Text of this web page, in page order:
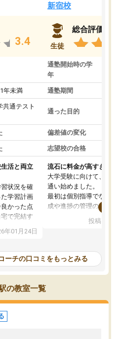
3.4
年未満
共通テスト
活と両立
状況を確
学習計画
かった点
で完結す
で相談し
習慣が身
また、チャ
した。一
強を、最
年01月24日
新宿校
生徒
総合評価
通塾開始時の学
年
通塾期間
通った目的
偏差値の変化
志望校の合格
流石に料金が高すぎる
大学受験に向けて、高2
通い始めました。
最初は個別指導でなく、
成や進捗の管理のみのコ
じ個別指導コースに変更
性が良くなかったです。
モチベーションが上がら
にやめてしまいました。
の方の予定が空いていな
投稿日：
ーチの口コミをもっとみる
の教室一覧